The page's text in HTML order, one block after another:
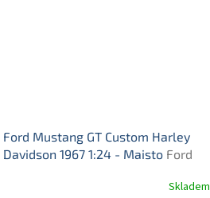
Ford Mustang GT Custom Harley
Davidson 1967 1:24 - Maisto Ford
Davidson 1967 - kovový model auta
Skladem